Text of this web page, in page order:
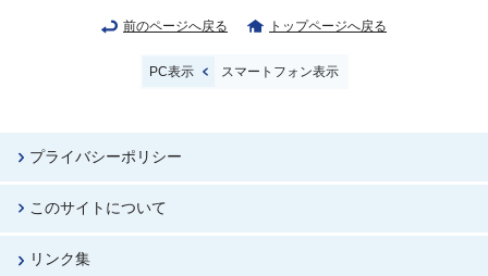
前のページへ戻る トップページへ戻る
PC表示 スマートフォン表示
プライバシーポリシー
このサイトについて
リンク集